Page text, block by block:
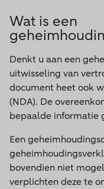
Wat is een
Denkt u aan een
uitwisseling van
document heet ook
(NDA). De
bepaalde informatie
Een
bovendien niet
verplichten deze te